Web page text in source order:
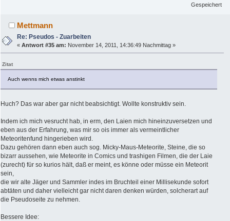
Gespeichert
Mettmann
Re: Pseudos - Zuarbeiten
«Antwort #35 am: November 14, 2011, 14:36:49 Nachmittag »
Zitat
Auch wenns mich etwas anstinkt
Huch? Das war aber gar nicht beabsichtigt. Wollte konstruktiv sein.
Indem ich mich vesrucht hab, in erm, den Laien mich hineinzuversetzen und
eben aus der Erfahrung, was mir so ois immer als vermeintlicher
Meteoritenfund hingerieben wird.
Dazu gehören dann eben auch sog. Micky-Maus-Meteorite, Steine, die so
bizarr aussehen, wie Meteorite in Comics und trashigen Filmen, die der Laie
(zurecht) für so kurios hält, daß er meint, es könne oder müsse ein Meteorit
sein,
die wir alte Jäger und Sammler indes im Bruchteil einer Millisekunde sofort
abtäten und daher vielleicht gar nicht daren denken würden, solcherart auf
die Pseudoseite zu nehmen.
Bessere Idee: